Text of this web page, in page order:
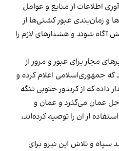
اطلاعات از منابع و عوامل
و زمان‌بندی عبور کشتی‌ها از
آگاه شوند و هشدارهای لازم را
مجاز برای عبور و مرور از
جمهوری‌اسلامی اعلام کرده و
داده که از کریدور جنوبی تنگه
عمان می‌گذرد و عمان و
از ان را توصیه کرده‌اند،
سپاه و تلاش این نیرو برای